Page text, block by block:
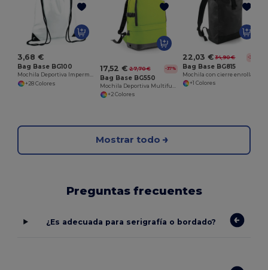
3,68 €
Bag Base BG100
Mochila Deportiva Impermeable Personalizable
+28 Colores
17,52 € 27,70 € -37%
Bag Base BG550
+2 Colores
22,03 € 34,90 € -37%
Bag Base BG815
+1 Colores
Mostrar todo
Preguntas frecuentes
¿Es adecuada para serigrafía o bordado?